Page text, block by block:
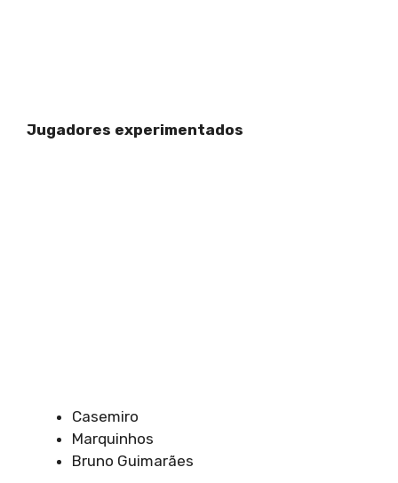
Jugadores experimentados
Casemiro
Marquinhos
Bruno Guimarães